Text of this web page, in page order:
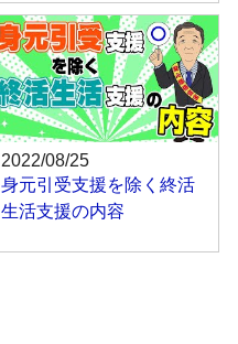
2022/08/25
身元引受支援を除く終活
生活支援の内容